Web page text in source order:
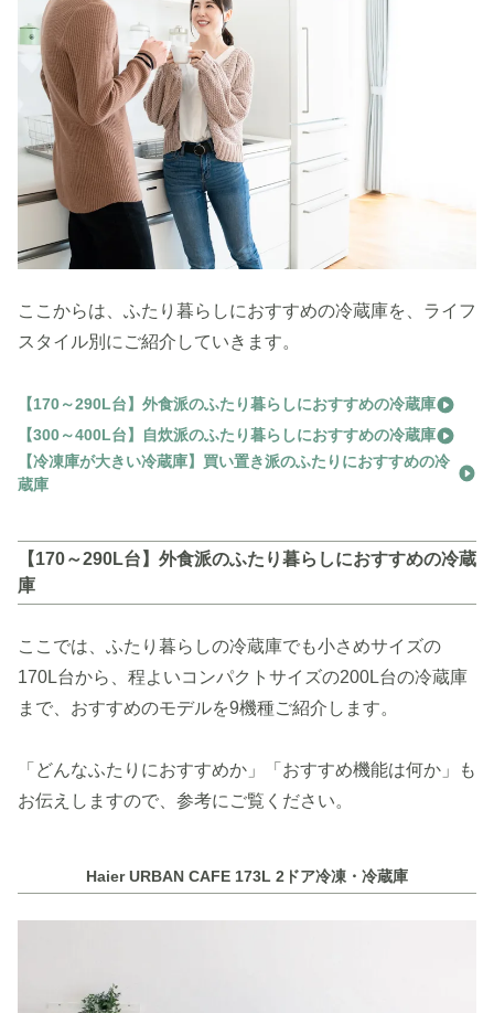
ここからは、ふたり暮らしにおすすめの冷蔵庫を、ライフ
スタイル別にご紹介していきます。
【170～290L台】外食派のふたり暮らしにおすすめの冷蔵庫
【300～400L台】自炊派のふたり暮らしにおすすめの冷蔵庫
【冷凍庫が大きい冷蔵庫】買い置き派のふたりにおすすめの冷
蔵庫
【170～290L台】外食派のふたり暮らしにおすすめの冷蔵
庫
ここでは、ふたり暮らしの冷蔵庫でも小さめサイズの
170L台から、程よいコンパクトサイズの200L台の冷蔵庫
まで、おすすめのモデルを9機種ご紹介します。
「どんなふたりにおすすめか」「おすすめ機能は何か」も
お伝えしますので、参考にご覧ください。
Haier URBAN CAFE 173L 2ドア冷凍・冷蔵庫